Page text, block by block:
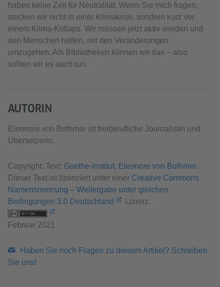
haben keine Zeit für Neutralität. Wenn Sie mich fragen,
stecken wir nicht in einer Klimakrise, sondern kurz vor
einem Klima-Kollaps. Wir müssen jetzt aktiv werden und
den Menschen helfen, mit den Veränderungen
umzugehen. Als Bibliotheken können wir das – also
sollten wir es auch tun.
AUTORIN
Eleonore von Bothmer ist freiberufliche Journalistin und
Übersetzerin.
Copyright: Text: Goethe-Institut, Eleonore von Bothmer.
Dieser Text ist lizenziert unter einer Creative Commons
Namensnennung – Weitergabe unter gleichen
Bedingungen 3.0 Deutschland
Lizenz.
Februar 2021
Haben Sie noch Fragen zu diesem Artikel? Schreiben
Sie uns!